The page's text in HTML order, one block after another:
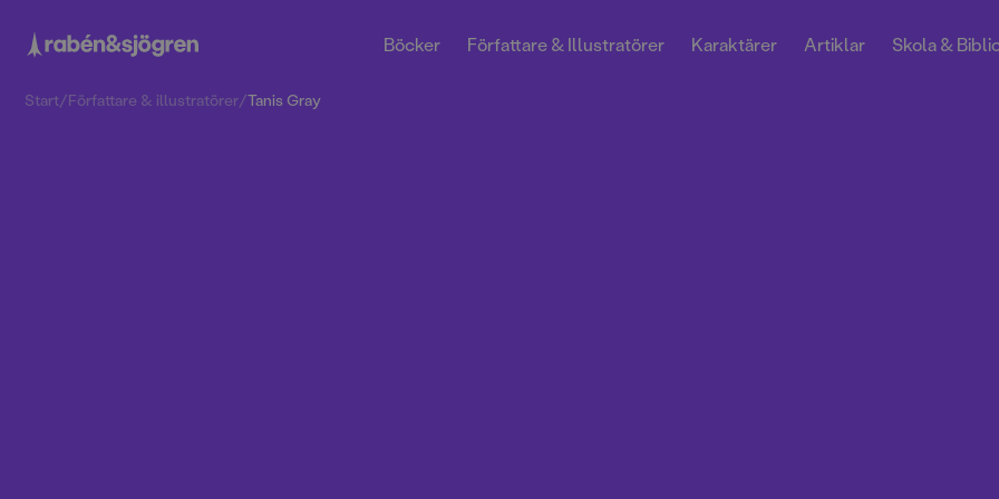
Böcker Författare & Illustratörer Karaktärer Artiklar Skola &
Start/Författare & illustratörer/Tanis Gray